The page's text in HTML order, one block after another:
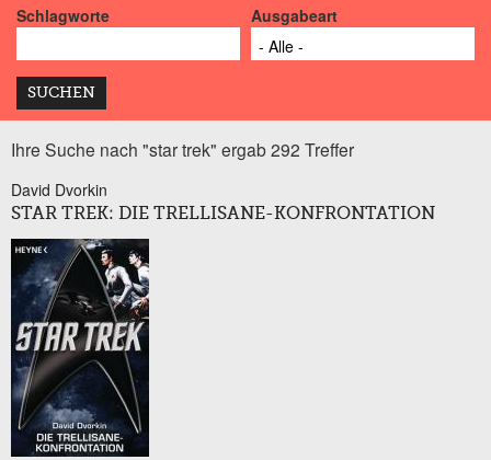
Schlagworte Ausgabeart
Ihre Suche nach "star trek" ergab 292 Treffer
David Dvorkin
STAR TREK: DIE TRELLISANE-KONFRONTATION